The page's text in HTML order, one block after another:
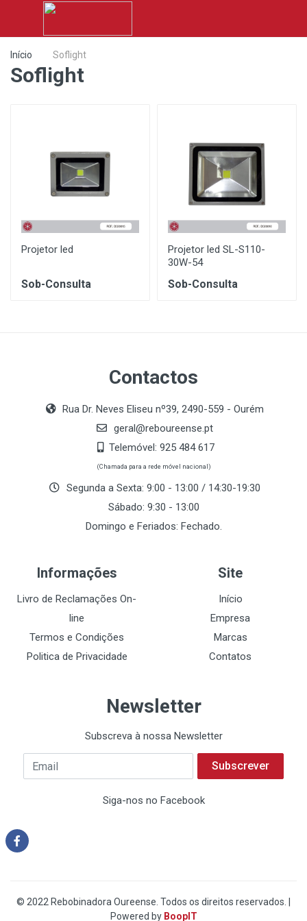
Início Soflight
Soflight
Projetor led
Sob-Consulta
Projetor led SL-S110-
30W-54
Sob-Consulta
Contactos
Rua Dr. Neves Eliseu nº39, 2490-559 - Ourém
geral@reboureense.pt
Telemóvel: 925 484 617
(Chamada para a rede móvel nacional)
Segunda a Sexta: 9:00 - 13:00 / 14:30-19:30
Sábado: 9:30 - 13:00
Domingo e Feriados: Fechado.
Informações
Livro de Reclamações On-
line
Termos e Condições
Politica de Privacidade
Site
Início
Empresa
Marcas
Contatos
Newsletter
Subscreva à nossa Newsletter
Subscrever
Siga-nos no Facebook
© 2022 Rebobinadora Oureense. Todos os direitos reservados. |
Powered by BoopIT